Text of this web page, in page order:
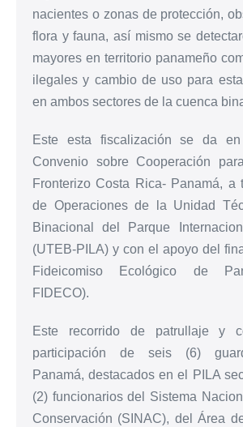
nacientes o zonas de protección,
flora y fauna, así mismo se
mayores en territorio panameño
ilegales y cambio de uso para
en ambos sectores de la cuenca
Este esta fiscalización se da
Convenio sobre Cooperación
Fronterizo Costa Rica- Panamá, a
de Operaciones de la Unidad
Binacional del Parque
(UTEB-PILA) y con el apoyo del
Fideicomiso Ecológico de
FIDECO).
Este recorrido de patrullaje y
participación de seis (6)
Panamá, destacados en el PILA
(2) funcionarios del Sistema
Conservación (SINAC), del Área